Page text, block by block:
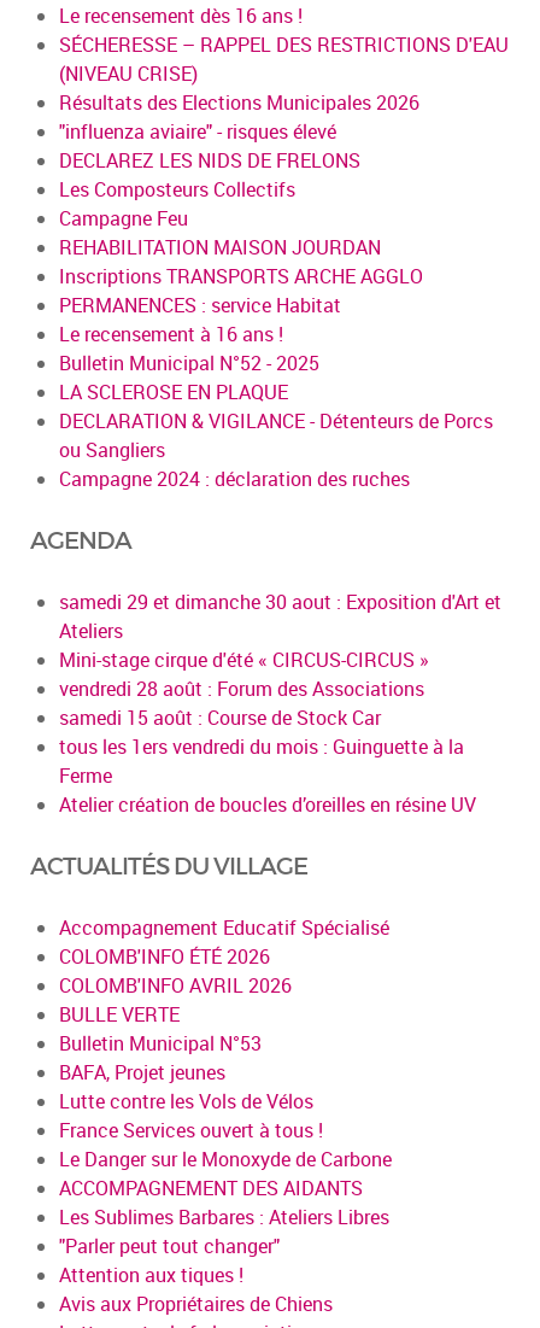
Le recensement dès 16 ans !
SÉCHERESSE – RAPPEL DES RESTRICTIONS D'EAU
(NIVEAU CRISE)
Résultats des Elections Municipales 2026
"influenza aviaire" - risques élevé
DECLAREZ LES NIDS DE FRELONS
Les Composteurs Collectifs
Campagne Feu
REHABILITATION MAISON JOURDAN
Inscriptions TRANSPORTS ARCHE AGGLO
PERMANENCES : service Habitat
Le recensement à 16 ans !
Bulletin Municipal N°52 - 2025
LA SCLEROSE EN PLAQUE
DECLARATION & VIGILANCE - Détenteurs de Porcs
ou Sangliers
Campagne 2024 : déclaration des ruches
AGENDA
samedi 29 et dimanche 30 aout : Exposition d'Art et
Ateliers
Mini-stage cirque d'été « CIRCUS-CIRCUS »
vendredi 28 août : Forum des Associations
samedi 15 août : Course de Stock Car
tous les 1ers vendredi du mois : Guinguette à la
Ferme
Atelier création de boucles d’oreilles en résine UV
ACTUALITÉS DU VILLAGE
Accompagnement Educatif Spécialisé
COLOMB'INFO ÉTÉ 2026
COLOMB'INFO AVRIL 2026
BULLE VERTE
Bulletin Municipal N°53
BAFA, Projet jeunes
Lutte contre les Vols de Vélos
France Services ouvert à tous !
Le Danger sur le Monoxyde de Carbone
ACCOMPAGNEMENT DES AIDANTS
Les Sublimes Barbares : Ateliers Libres
"Parler peut tout changer"
Attention aux tiques !
Avis aux Propriétaires de Chiens